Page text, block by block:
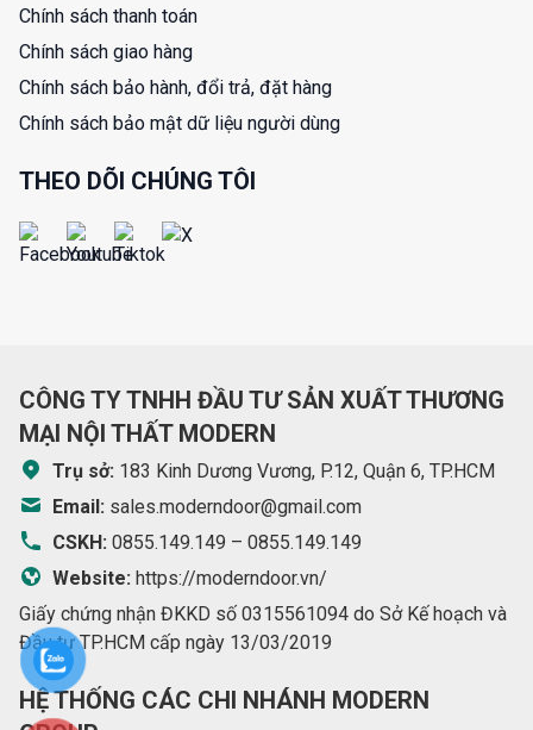
Chính sách thanh toán
Chính sách giao hàng
Chính sách bảo hành, đổi trả, đặt hàng
Chính sách bảo mật dữ liệu người dùng
THEO DÕI CHÚNG TÔI
CÔNG TY TNHH ĐẦU TƯ SẢN XUẤT THƯƠNG
MẠI NỘI THẤT MODERN
Trụ sở: 183 Kinh Dương Vương, P.12, Quận 6, TP.HCM
Email: sales.moderndoor@gmail.com
CSKH: 0855.149.149 – 0855.149.149
Website: https://moderndoor.vn/
Giấy chứng nhận ĐKKD số 0315561094 do Sở Kế hoạch và
Đầu tư TP.HCM cấp ngày 13/03/2019
HỆ THỐNG CÁC CHI NHÁNH MODERN